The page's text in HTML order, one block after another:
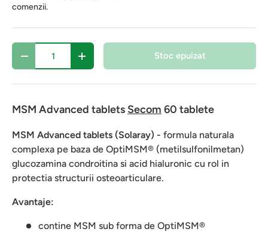
comenzii.
Cantitate
- + Stoc epuizat
MSM Advanced tablets Secom 60 tablete
MSM Advanced tablets (Solaray) - formula naturala
complexa pe baza de OptiMSM® (metilsulfonilmetan)
glucozamina condroitina si acid hialuronic cu rol in
protectia structurii osteoarticulare.
Avantaje:
contine MSM sub forma de OptiMSM®